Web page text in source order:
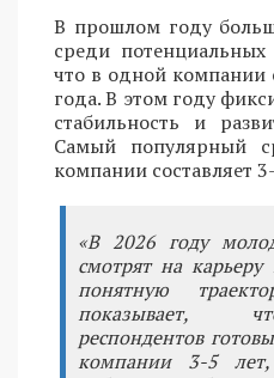
В прошлом году
среди потенциальных
что в одной компании
года. В этом году
стабильность и
Самый популярный
компании составляет
«В 2026 году
смотрят на
понятную
показывает,
респондентов
компании 3-5